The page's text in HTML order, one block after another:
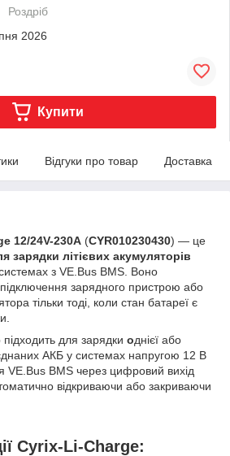
Роздріб
2026
Купити
Відгуки про товар Доставка
12/24V-230A (CYR010230430) — це
зарядки літієвих акумуляторів
з VE.Bus BMS. Воно
зарядного пристрою або
тільки тоді, коли стан батареї є
для зарядки однієї або
АКБ у системах напругою 12 В
VE.Bus BMS через цифровий вихід
відкриваючи або закриваючи
Cyrix-Li-Charge: